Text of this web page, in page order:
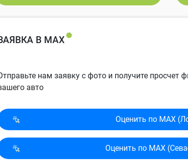
В MAX
нам заявку с фото и получите просчет
авто
Оценить по MAX
Оценить по MAX